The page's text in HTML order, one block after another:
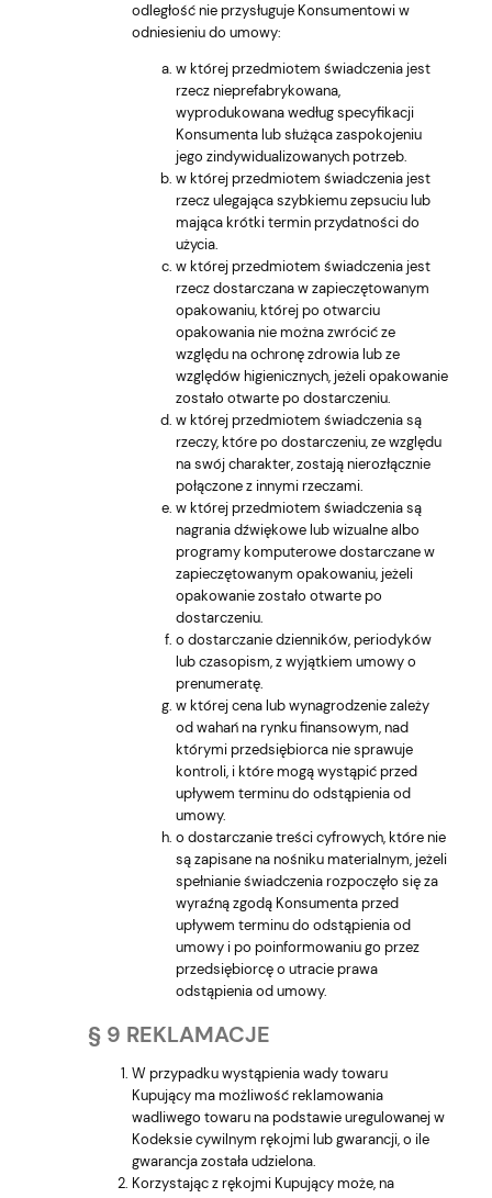
odległość nie przysługuje Konsumentowi w
odniesieniu do umowy:
w której przedmiotem świadczenia jest
rzecz nieprefabrykowana,
wyprodukowana według specyfikacji
Konsumenta lub służąca zaspokojeniu
jego zindywidualizowanych potrzeb.
w której przedmiotem świadczenia jest
rzecz ulegająca szybkiemu zepsuciu lub
mająca krótki termin przydatności do
użycia.
w której przedmiotem świadczenia jest
rzecz dostarczana w zapieczętowanym
opakowaniu, której po otwarciu
opakowania nie można zwrócić ze
względu na ochronę zdrowia lub ze
względów higienicznych, jeżeli opakowanie
zostało otwarte po dostarczeniu.
w której przedmiotem świadczenia są
rzeczy, które po dostarczeniu, ze względu
na swój charakter, zostają nierozłącznie
połączone z innymi rzeczami.
w której przedmiotem świadczenia są
nagrania dźwiękowe lub wizualne albo
programy komputerowe dostarczane w
zapieczętowanym opakowaniu, jeżeli
opakowanie zostało otwarte po
dostarczeniu.
o dostarczanie dzienników, periodyków
lub czasopism, z wyjątkiem umowy o
prenumeratę.
w której cena lub wynagrodzenie zależy
od wahań na rynku finansowym, nad
którymi przedsiębiorca nie sprawuje
kontroli, i które mogą wystąpić przed
upływem terminu do odstąpienia od
umowy.
o dostarczanie treści cyfrowych, które nie
są zapisane na nośniku materialnym, jeżeli
spełnianie świadczenia rozpoczęło się za
wyraźną zgodą Konsumenta przed
upływem terminu do odstąpienia od
umowy i po poinformowaniu go przez
przedsiębiorcę o utracie prawa
odstąpienia od umowy.
§ 9 REKLAMACJE
W przypadku wystąpienia wady towaru
Kupujący ma możliwość reklamowania
wadliwego towaru na podstawie uregulowanej w
Kodeksie cywilnym rękojmi lub gwarancji, o ile
gwarancja została udzielona.
Korzystając z rękojmi Kupujący może, na